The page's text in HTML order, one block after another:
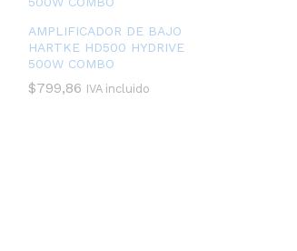
AMPLIFICADOR DE BAJO
HARTKE HD500 HYDRIVE
500W COMBO
$799,86 IVA incluido